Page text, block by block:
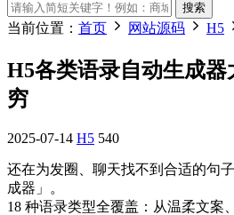
搜索
当前位置： 首页 网站源码 H5
H5各类语录自动生成器
穷
2025-07-14 H5 540
还在为发圈、聊天找不到合适的句
成器」。
18 种语录类型全覆盖：从温柔文案